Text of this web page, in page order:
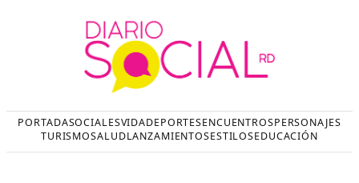
PORTADASOCIALESVIDADEPORTESENCUENTROSPERSONAJES
TURISMOSALUDLANZAMIENTOSESTILOSEDUCACIÓN